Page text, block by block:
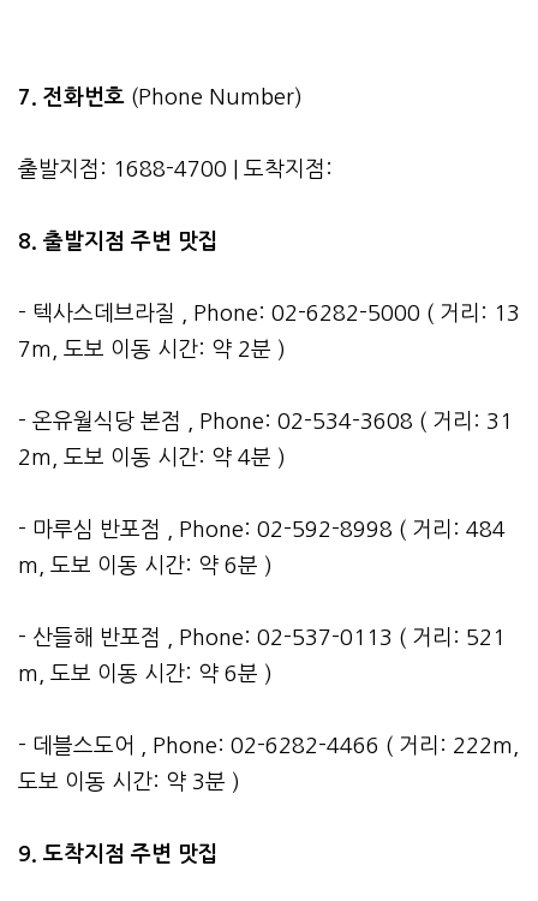
7. 전화번호 (Phone Number)
출발지점: 1688-4700 | 도착지점:
8. 출발지점 주변 맛집
- 텍사스데브라질 , Phone: 02-6282-5000 ( 거리: 13
7m, 도보 이동 시간: 약 2분 )
- 온유월식당 본점 , Phone: 02-534-3608 ( 거리: 31
2m, 도보 이동 시간: 약 4분 )
- 마루심 반포점 , Phone: 02-592-8998 ( 거리: 484
m, 도보 이동 시간: 약 6분 )
- 산들해 반포점 , Phone: 02-537-0113 ( 거리: 521
m, 도보 이동 시간: 약 6분 )
- 데블스도어 , Phone: 02-6282-4466 ( 거리: 222m,
도보 이동 시간: 약 3분 )
9. 도착지점 주변 맛집